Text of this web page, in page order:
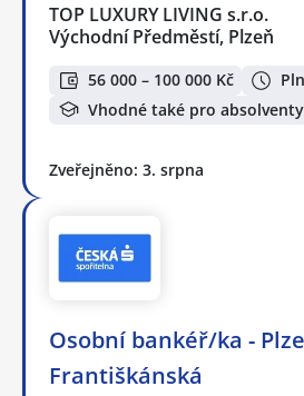
TOP LUXURY LIVING s.r.o.
Východní Předměstí, Plzeň
56 000 – 100 000 Kč
Vhodné také pro absolventy
Zveřejněno: 3. srpna
Osobní bankéř/ka -
Františkánská